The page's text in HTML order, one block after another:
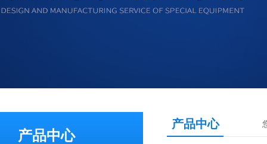
产品中心
产品中心